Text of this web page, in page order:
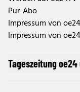
Pur-Abo
Impressum von
Impressum von
Tageszeitung oe24